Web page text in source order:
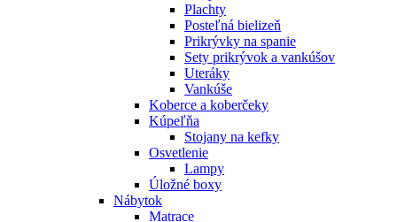
Plachty
Posteľná bielizeň
Prikrývky na spanie
Sety prikrývok a vankúšov
Uteráky
Vankúše
Koberce a koberčeky
Kúpeľňa
Stojany na kefky
Osvetlenie
Lampy
Úložné boxy
Nábytok
Matrace